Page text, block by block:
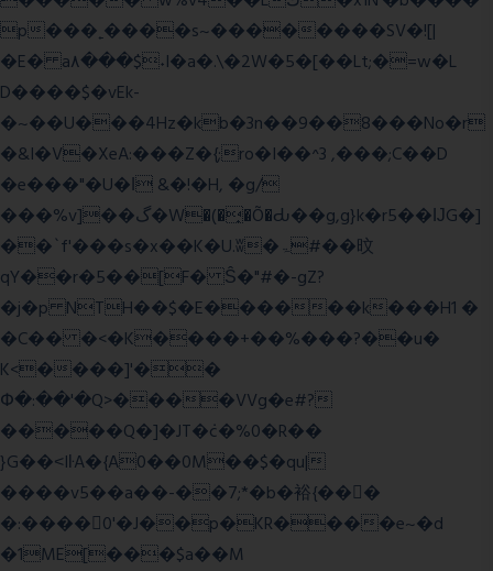
p���˿����s~��������SV�![|
�E� a٨���$˖I�a�.\�2W�5�[��Lt;�=w�L
D����$�vEk-
�~��U���4Hz�kb�3n��9��8���No�r
�&I�V�XeA:���Z�{;ro�I��^3 ,���;C��D
�e���"�U�ǀ &�!�H, �g/
���%v]��گ�W�(�̟�Õ�Ԃ��g,g}k�r5��ĲG�]
��`f'���s�x��K�U.ʬ�ۃ#��旼
qY��r�5��[F� Ŝ�"#�-gZ?
�j�p NTH��$�E������k���H1 �
�C�� �<�K����+��%���?��u�
K<����]'��
Փ�:��'�Q>����VVg�e#?
�����Q�]�JT�݁c�%0�R��
}G��˂IŀA�{A0��0M��$�qu|
����v5��a��-��7;*�b�裕{���ً
�:����0'�J��p�KR����e~�d
�1ME[���$a��M